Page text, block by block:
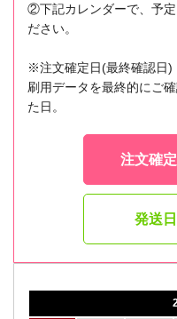
②下記カレンダーで、予定
ださい。
※注文確定日(最終確認日)
刷用データを最終的にご
た日。
注文確
発送